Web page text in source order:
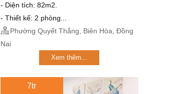
- Diện tích: 82m2.
- Thiết kế: 2 phòng...
Phường Quyết Thắng, Biên Hòa, Đồng
Nai
Xem thêm...
7tr